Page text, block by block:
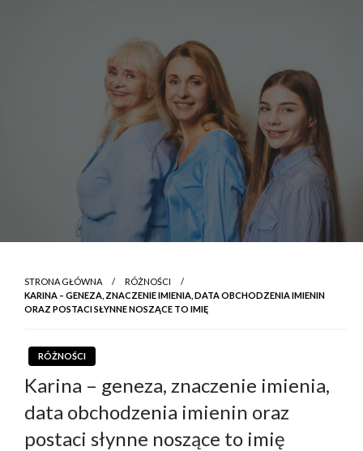
STRONA GŁÓWNA
RÓŻNOŚCI
KARINA – GENEZA, ZNACZENIE IMIENIA, DATA OBCHODZENIA IMIENIN
ORAZ POSTACI SŁYNNE NOSZĄCE TO IMIĘ
RÓŻNOŚCI
Karina – geneza, znaczenie imienia,
data obchodzenia imienin oraz
postaci słynne noszące to imię